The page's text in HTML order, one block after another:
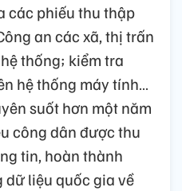
các phiếu thu thập
an các xã, thị trấn
thống; kiểm tra
hệ thống máy tính…
suốt hơn một năm
công dân được thu
tin, hoàn thành
dữ liệu quốc gia về